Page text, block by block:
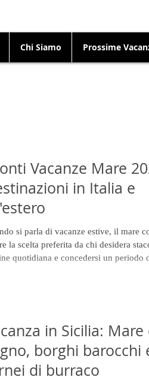
Chi Siamo Prossime
Vacanze Mare
in Italia e
si parla di vacanze estive, il mare
la scelta preferita da chi desidera
quotidiana e concedersi un periodo
in Sicilia: Mare
borghi barocchi
di burraco